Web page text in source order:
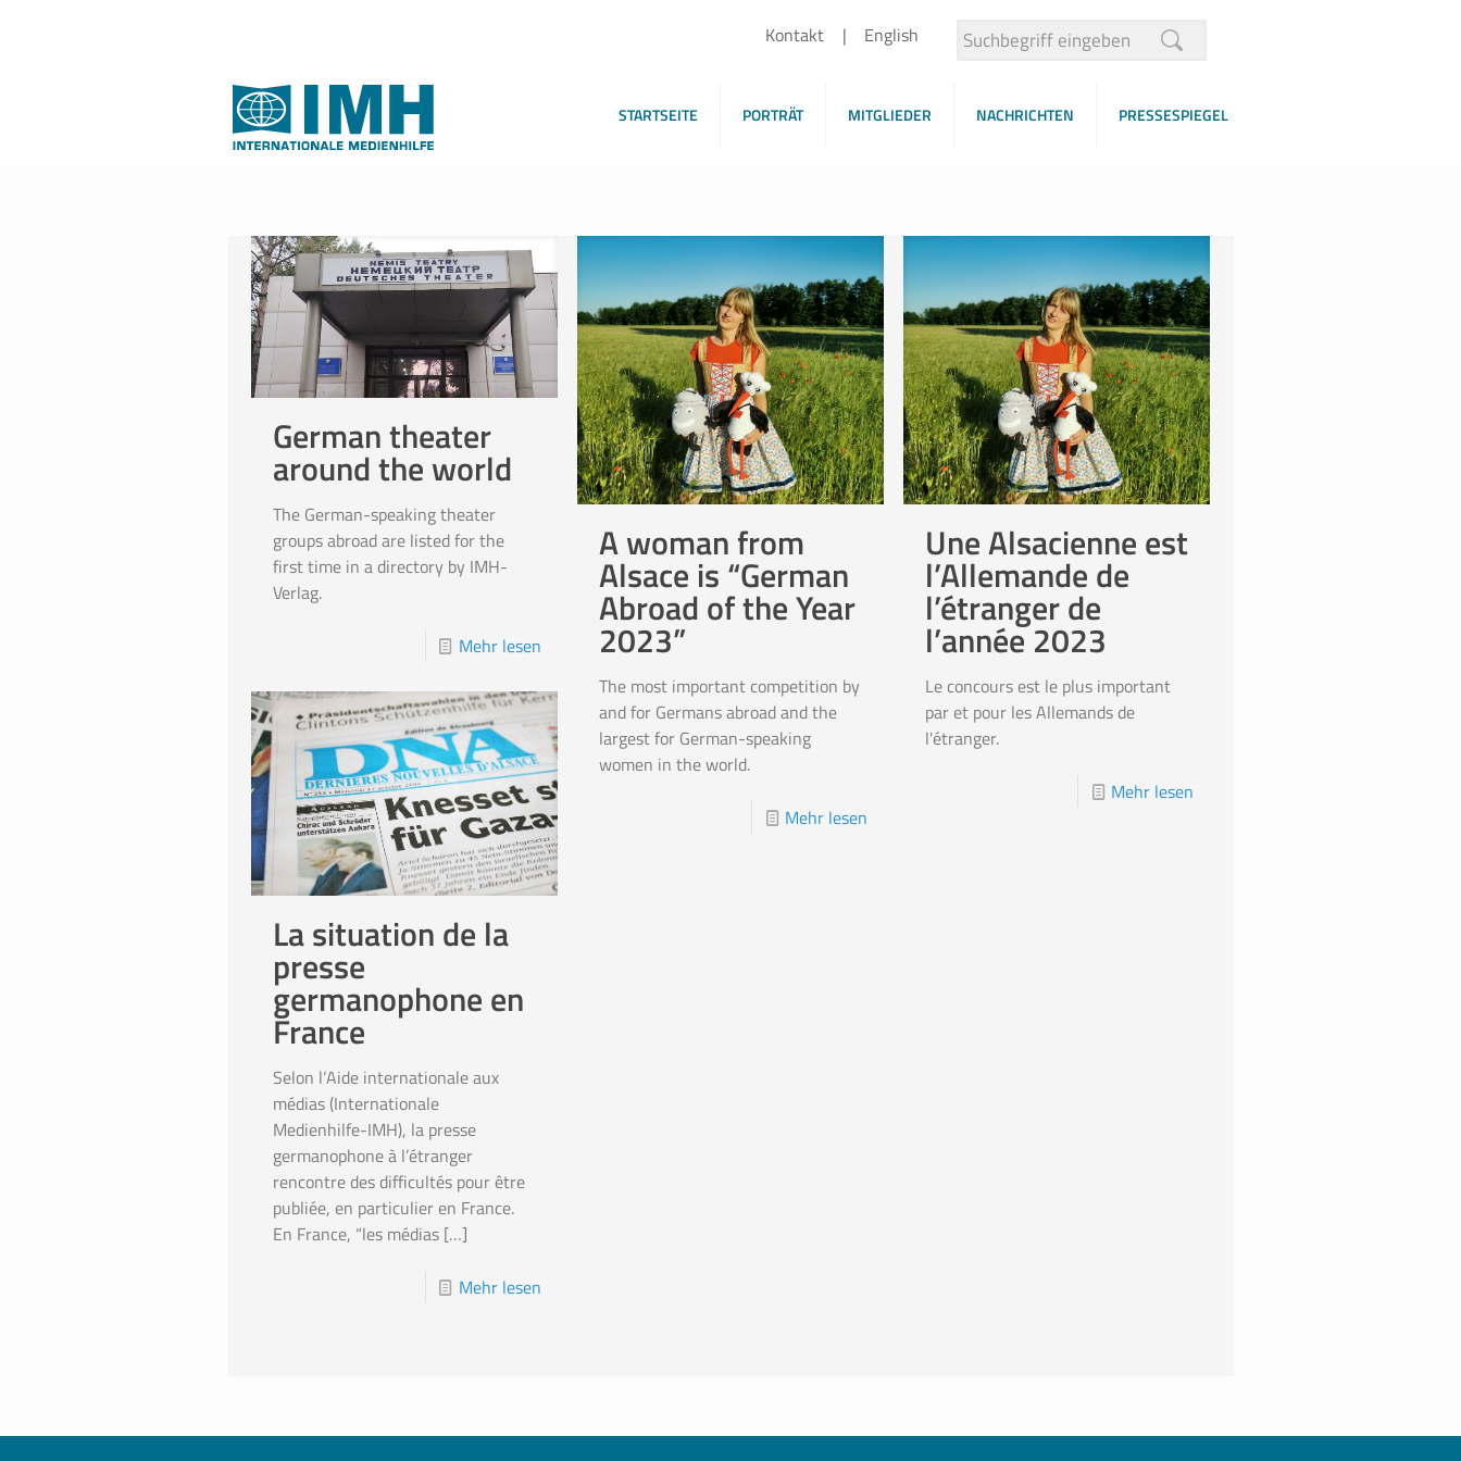
Kontakt English
STARTSEITE PORTRÄT MITGLIEDER NACHRICHTEN PRESSESPIEGEL
German theater
around the world
The German-speaking theater
groups abroad are listed for the
first time in a directory by IMH-
Verlag.
Mehr lesen
A woman from
Alsace is “German
Abroad of the Year
2023”
The most important competition by
and for Germans abroad and the
largest for German-speaking
women in the world.
Mehr lesen
Une Alsacienne est
l’Allemande de
l’étranger de
l’année 2023
Le concours est le plus important
par et pour les Allemands de
l'étranger.
Mehr lesen
La situation de la
presse
germanophone en
France
Selon l‘Aide internationale aux
médias (Internationale
Medienhilfe-IMH), la presse
germanophone à l’étranger
rencontre des difficultés pour être
publiée, en particulier en France.
En France, “les médias[…]
Mehr lesen